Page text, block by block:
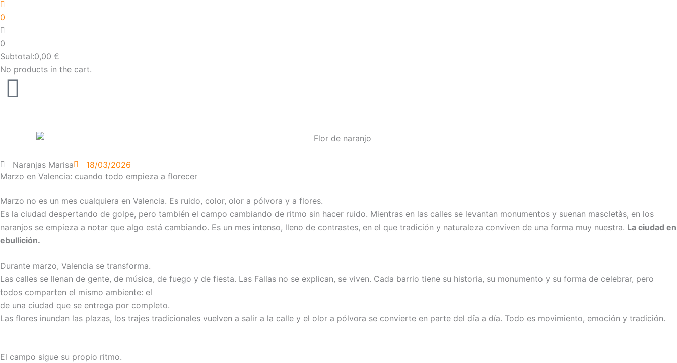
0
0
Subtotal:0,00 €
No products in the cart.
Naranjas Marisa
18/03/2026
Marzo en Valencia: cuando todo empieza a florecer
Marzo no es un mes cualquiera en Valencia. Es ruido, color, olor a pólvora y a flores.
Es la ciudad despertando de golpe, pero también el campo cambiando de ritmo sin hacer ruido. Mientras en las calles se levantan monumentos y suenan mascletàs, en los
naranjos se empieza a notar que algo está cambiando. Es un mes intenso, lleno de contrastes, en el que tradición y naturaleza conviven de una forma muy nuestra. La ciudad en
ebullición.
Durante marzo, Valencia se transforma.
Las calles se llenan de gente, de música, de fuego y de fiesta. Las Fallas no se explican, se viven. Cada barrio tiene su historia, su monumento y su forma de celebrar, pero
todos comparten el mismo ambiente: el
de una ciudad que se entrega por completo.
Las flores inundan las plazas, los trajes tradicionales vuelven a salir a la calle y el olor a pólvora se convierte en parte del día a día. Todo es movimiento, emoción y tradición.
El campo sigue su propio ritmo.